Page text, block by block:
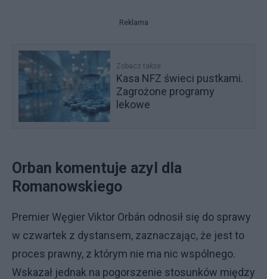
Reklama
Zobacz także
Kasa NFZ świeci pustkami.
Zagrożone programy
lekowe
Orban komentuje azyl dla
Romanowskiego
Premier Węgier Viktor Orbán odnosił się do sprawy
w czwartek z dystansem, zaznaczając, że jest to
proces prawny, z którym nie ma nic wspólnego.
Wskazał jednak na pogorszenie stosunków między